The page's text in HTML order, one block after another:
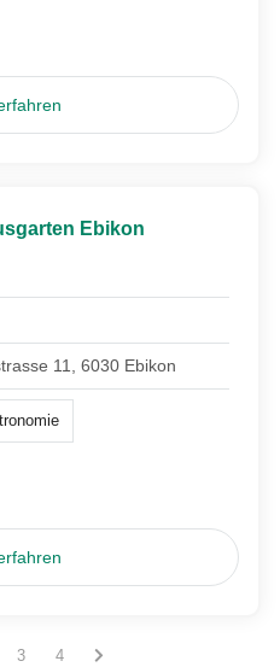
Ebikon
11, 6030 Ebikon
la page
êtes sur la page
Vous êtes sur la page
3 Vous êtes sur la page
4